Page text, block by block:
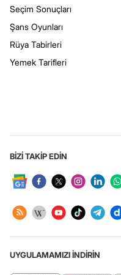
Seçim Sonuçları
Şans Oyunları
Rüya Tabirleri
Yemek Tarifleri
BİZİ TAKİP EDİN
UYGULAMAMIZI İNDİRİN